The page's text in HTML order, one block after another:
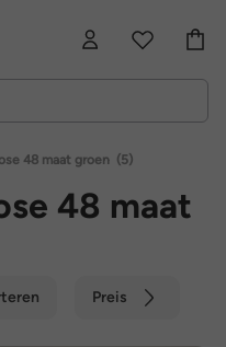
48 maat groen (5)
48 maat
Preis